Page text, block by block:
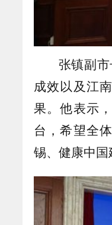
张镇副
成效以及江
果。他表示
台，希望全
锡、健康中国